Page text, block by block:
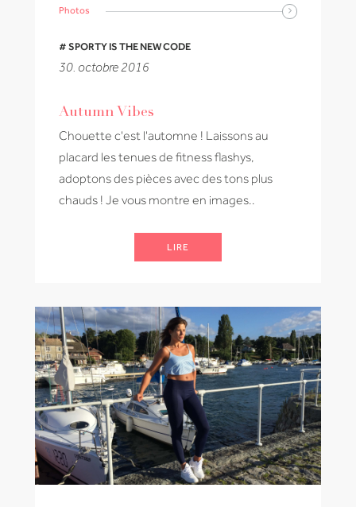
Photos
# SPORTY IS THE NEW CODE
30. octobre 2016
Autumn Vibes
Chouette c'est l'automne ! Laissons au
placard les tenues de fitness flashys,
adoptons des pièces avec des tons plus
chauds ! Je vous montre en images..
LIRE